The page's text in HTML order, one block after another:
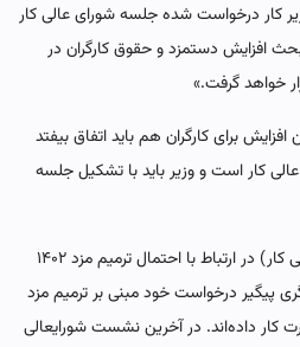
کار درخواست شده جلسه شورای عالی کار
افزایش دستمزد و حقوق کارگران در
خواهد گرفت.»
برای کارگران هم باید اتفاق بیفتد
کار است و وزیر باید با تشکیل جلسه
علی خدایی (عضو کارگری شورایعالی کار) در ارتباط با احتمال ترمیم مزد ۱۴۰۲
پیگیر درخواست خود مبنی بر ترمیم مزد
کار داده‌اند. در آخرین نشست شورایعالی